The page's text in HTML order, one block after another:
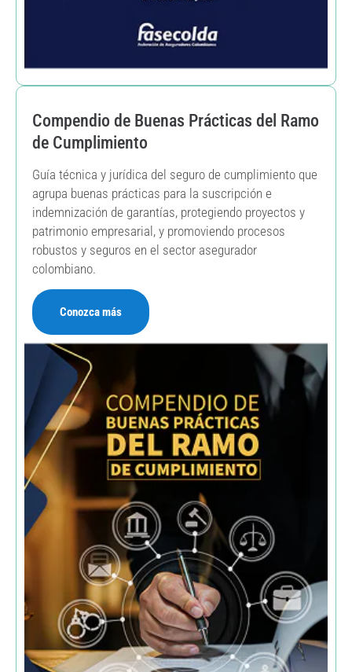
Compendio de Buenas Prácticas del Ramo
de Cumplimiento
Guía técnica y jurídica del seguro de cumplimiento que
agrupa buenas prácticas para la suscripción e
indemnización de garantías, protegiendo proyectos y
patrimonio empresarial, y promoviendo procesos
robustos y seguros en el sector asegurador
colombiano.
Conozca más